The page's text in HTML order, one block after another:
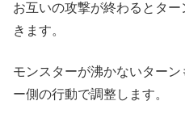
お互いの攻撃が終わるとタ
きます。
モンスターが沸かないター
ー側の行動で調整します。